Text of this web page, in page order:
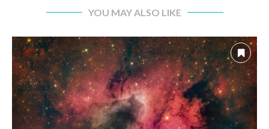
YOU MAY ALSO LIKE